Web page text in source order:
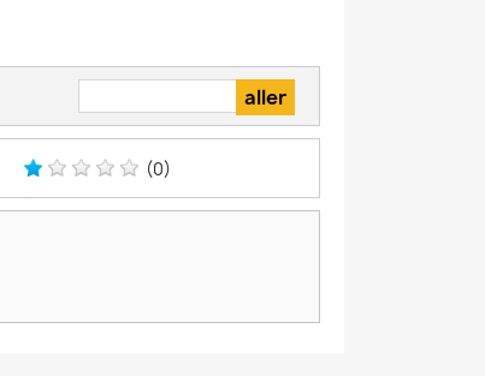
(0)